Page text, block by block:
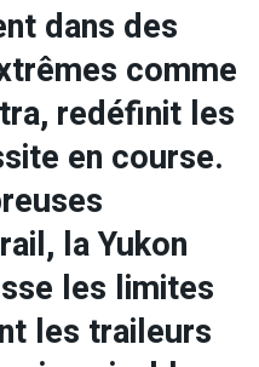
dans des
comme
redéfinit les
en course.
la Yukon
les limites
les traileurs